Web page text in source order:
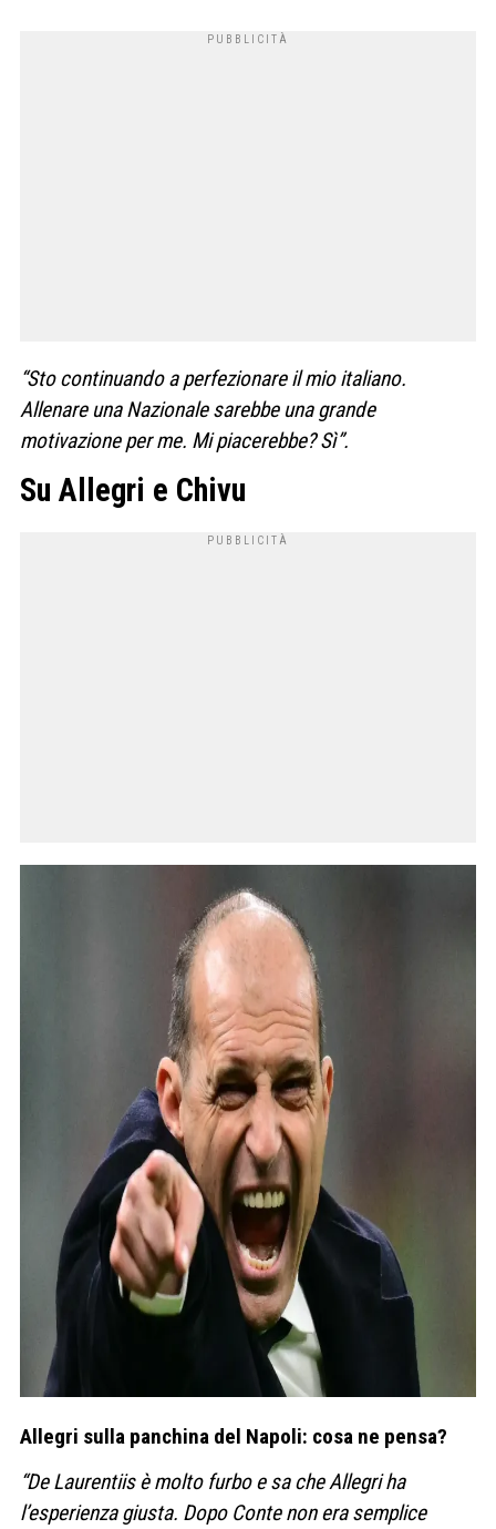
“Sto continuando a perfezionare il mio italiano.
Allenare una Nazionale sarebbe una grande
motivazione per me. Mi piacerebbe? Sì”.
Su Allegri e Chivu
Allegri sulla panchina del Napoli: cosa ne pensa?
“De Laurentiis è molto furbo e sa che Allegri ha
l’esperienza giusta. Dopo Conte non era semplice